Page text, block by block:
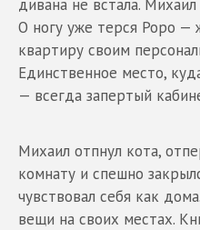
дивана не встала.
О ногу уже терся Роро —
квартиру своим
Единственное место,
— всегда запертый
Михаил отпнул кота,
комнату и спешно
чувствовал себя как
вещи на своих местах.